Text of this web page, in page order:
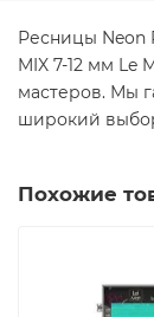
Ресницы Neon
MIX 7-12 мм Le
мастеров. Мы
широкий
Похожие